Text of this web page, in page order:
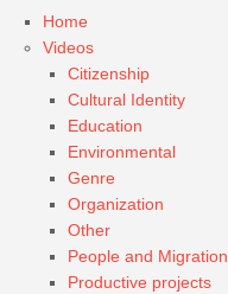
Home
Videos
Citizenship
Cultural Identity
Education
Environmental
Genre
Organization
Other
People and Migration
Productive projects